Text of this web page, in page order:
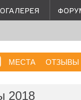
МЕСТА ОТЗЫВЫ
2018